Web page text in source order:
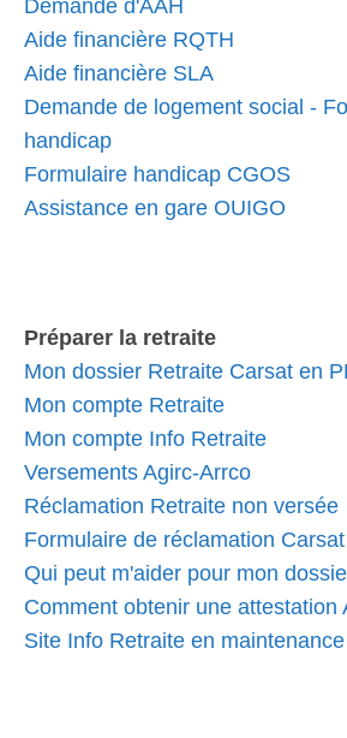
Demande d'AAH
Aide financière RQTH
Aide financière SLA
Demande de logement social -
handicap
Formulaire handicap CGOS
Assistance en gare OUIGO
Préparer la retraite
Mon dossier Retraite Carsat en
Mon compte Retraite
Mon compte Info Retraite
Versements Agirc-Arrco
Réclamation Retraite non versée
Formulaire de réclamation Carsat
Qui peut m'aider pour mon
Comment obtenir une attestation
Site Info Retraite en maintenance